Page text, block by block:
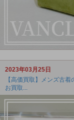
2023年03月25日
【高価買取】メンズ古
お買取...